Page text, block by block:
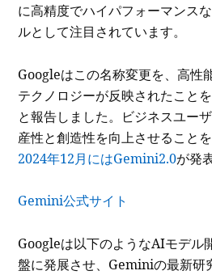
に高精度でハイパフォーマンス
ルとして注目されています。
Googleはこの名称変更を、高
テクノロジーが反映されたこと
と報告しました。ビジネスユー
産性と創造性を向上させることを
2024年12月にはGemini2.0が発
Gemini公式サイト
Googleは以下のようなAIモデル
盤に発展させ、Geminiの最新研